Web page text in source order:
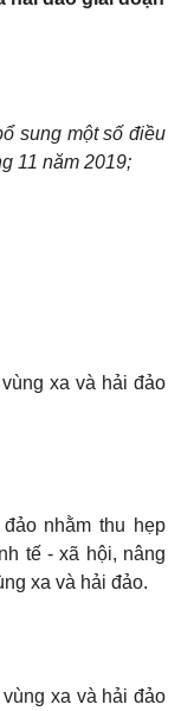
sung một số điều
11 năm 2019;
xa và hải đảo
nhằm thu hẹp
tế - xã hội, nâng
xa và hải đảo.
xa và hải đảo